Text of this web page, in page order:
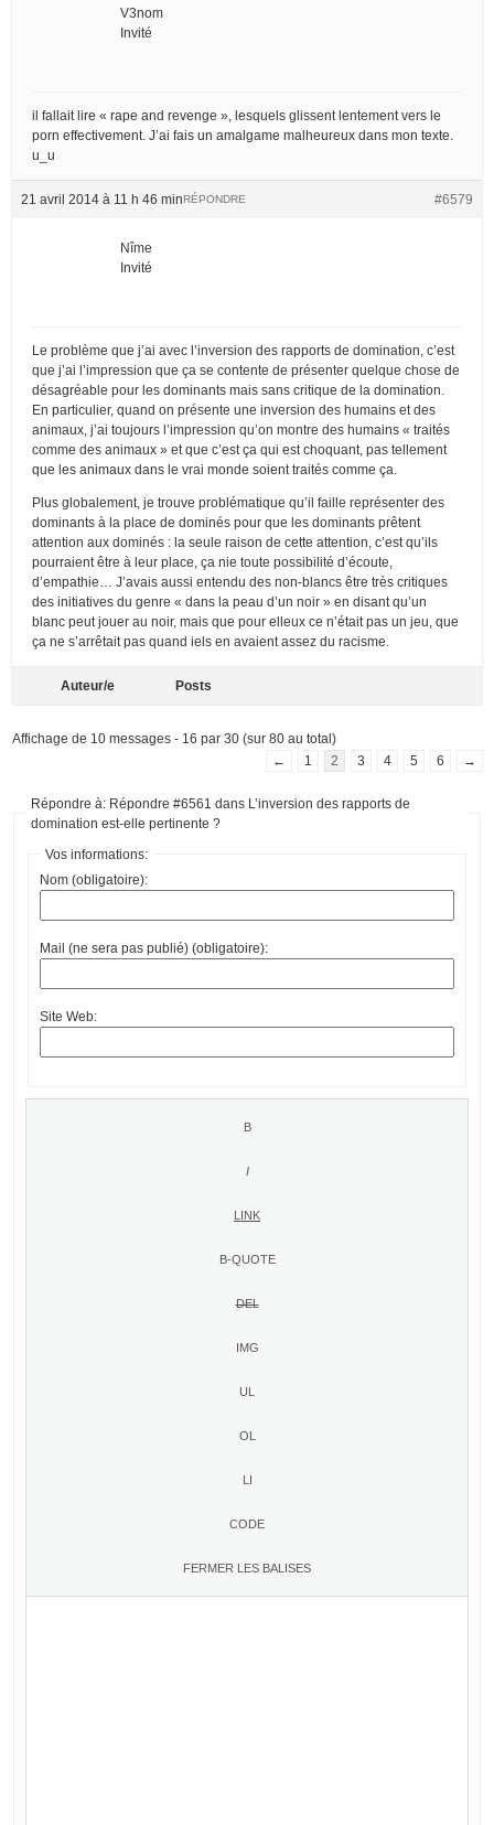
V3nom
Invité
il fallait lire « rape and revenge », lesquels glissent lentement vers le
porn effectivement. J’ai fais un amalgame malheureux dans mon texte.
u_u
21 avril 2014 à 11 h 46 min #6579
RÉPONDRE
Nîme
Invité
Le problème que j’ai avec l’inversion des rapports de domination, c’est
que j’ai l’impression que ça se contente de présenter quelque chose de
désagréable pour les dominants mais sans critique de la domination.
En particulier, quand on présente une inversion des humains et des
animaux, j’ai toujours l’impression qu’on montre des humains « traités
comme des animaux » et que c’est ça qui est choquant, pas tellement
que les animaux dans le vrai monde soient traités comme ça.
Plus globalement, je trouve problématique qu’il faille représenter des
dominants à la place de dominés pour que les dominants prêtent
attention aux dominés : la seule raison de cette attention, c’est qu’ils
pourraient être à leur place, ça nie toute possibilité d’écoute,
d’empathie… J’avais aussi entendu des non-blancs être très critiques
des initiatives du genre « dans la peau d’un noir » en disant qu’un
blanc peut jouer au noir, mais que pour elleux ce n’était pas un jeu, que
ça ne s’arrêtait pas quand iels en avaient assez du racisme.
Auteur/e Posts
Affichage de 10 messages - 16 par 30 (sur 80 au total)
←
1 2 3 4 5 6 →
Répondre à: Répondre #6561 dans L’inversion des rapports de
domination est-elle pertinente ?
Vos informations:
Nom (obligatoire):
Mail (ne sera pas publié) (obligatoire):
Site Web: